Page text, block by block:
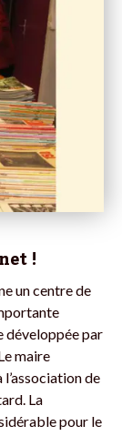
!
un centre de
développée par
maire
de
La
pour le